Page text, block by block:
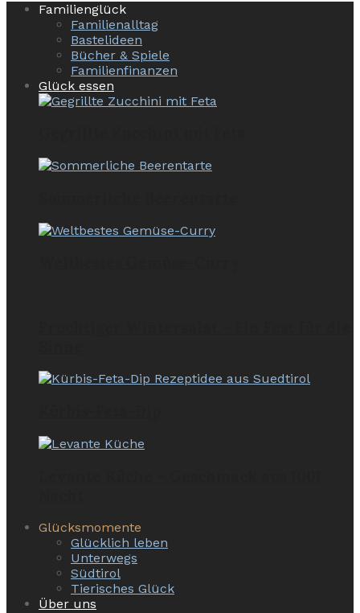
Familienglück
Familienalltag
Bastelideen
Bücher & Spiele
Familienfinanzen
Glück essen
Glücksmomente
Glücklich leben
Unterwegs
Südtirol
Tierisches Glück
Über uns